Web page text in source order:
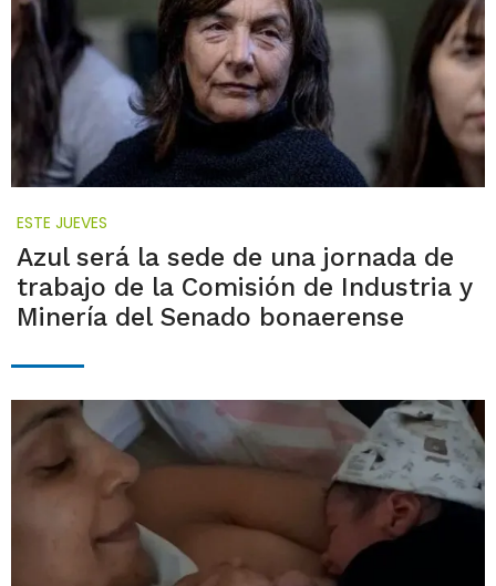
ESTE JUEVES
Azul será la sede de una jornada de
trabajo de la Comisión de Industria y
Minería del Senado bonaerense